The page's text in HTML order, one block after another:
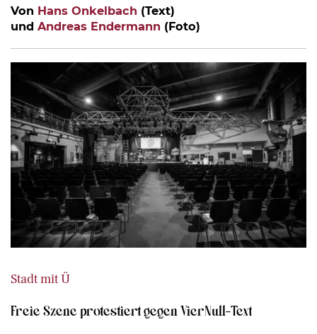
Von Hans Onkelbach (Text)
und Andreas Endermann (Foto)
Stadt mit Ü
Freie Szene protestiert gegen VierNull-Text